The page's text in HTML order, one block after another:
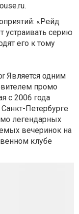
«Рейд
устраивать серию
его к тому
Является одним
промо
с 2006 года
Петербурге
легендарных
вечеринок на
клубе